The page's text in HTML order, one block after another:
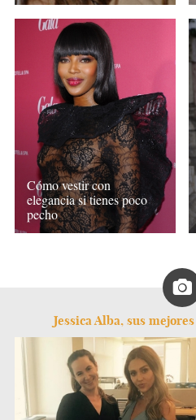
Cómo vestir con
elegancia si tienes poco
pecho
Jessica Alba, sus